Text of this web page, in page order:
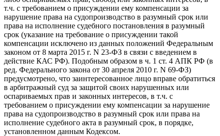
т.ч. с требованием о присуждении ему компенсации за
нарушение права на судопроизводство в разумный срок или
права на исполнение судебного постановления в разумный
срок (указание на требование о присуждении такой
компенсации исключено из данных положений Федеральным
законом от 8 марта 2015 г. N 23-ФЗ в связи с введением в
действие КАС РФ). Подобным образом в ч. 1 ст. 4 АПК РФ (в
ред. Федерального закона от 30 апреля 2010 г. N 69-ФЗ)
предусмотрено, что заинтересованное лицо вправе обратиться
в арбитражный суд за защитой своих нарушенных или
оспариваемых прав и законных интересов, в т.ч. с
требованием о присуждении ему компенсации за нарушение
права на судопроизводство в разумный срок или права на
исполнение судебного акта в разумный срок, в порядке,
установленном данным Кодексом.